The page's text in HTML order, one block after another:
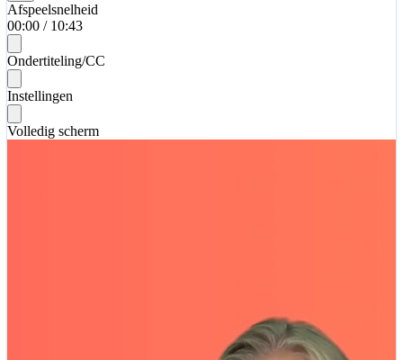
Afspeelsnelheid
00:00 / 10:43
Ondertiteling/CC
Instellingen
Volledig scherm